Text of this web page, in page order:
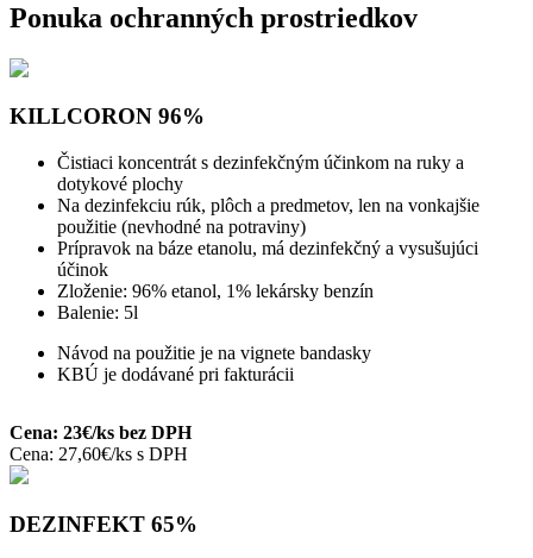
Ponuka ochranných prostriedkov
KILLCORON 96%
Čistiaci koncentrát s dezinfekčným účinkom na ruky a
dotykové plochy
Na dezinfekciu rúk, plôch a predmetov, len na vonkajšie
použitie (nevhodné na potraviny)
Prípravok na báze etanolu, má dezinfekčný a vysušujúci
účinok
Zloženie: 96% etanol, 1% lekársky benzín
Balenie: 5l
Návod na použitie je na vignete bandasky
KBÚ je dodávané pri fakturácii
Cena: 23€/ks bez DPH
Cena: 27,60€/ks s DPH
DEZINFEKT 65%